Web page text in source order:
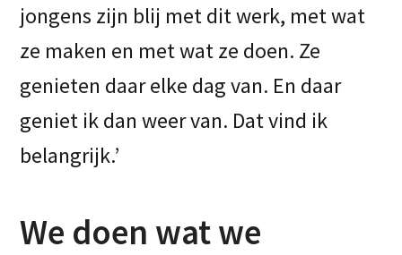
jongens zijn blij met dit werk, met wat
ze maken en met wat ze doen. Ze
genieten daar elke dag van. En daar
geniet ik dan weer van. Dat vind ik
belangrijk.’
We doen wat we